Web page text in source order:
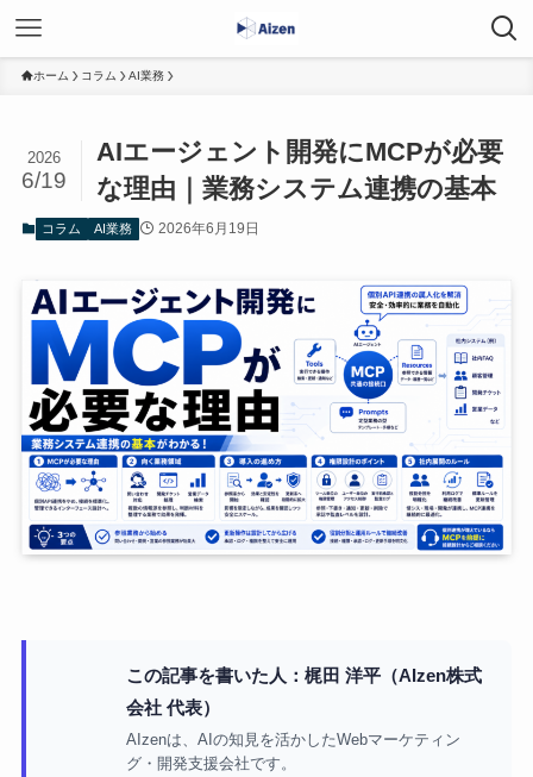
ホーム コラム AI業務
AIエージェント開発にMCPが必要
な理由｜業務システム連携の基本
2026
6/19
コラム AI業務 2026年6月19日
この記事を書いた人：梶田 洋平（AIzen株式
会社 代表）
AIzenは、AIの知見を活かしたWebマーケティン
グ・開発支援会社です。